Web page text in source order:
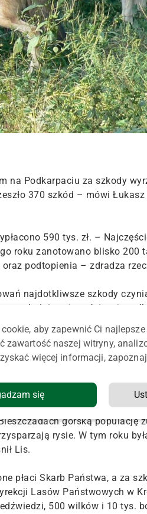
na Podkarpaciu za szkody
370 szkód – mówi
590 tys. zł. –
roku zanotowano blisko 200
podtopienia – zdradza
najdotkliwsze szkody
południowej części woj.
owiec. Ale jest nam
W tym roku było siedem
Niskim, wyrządziły 22
– zaznaczył rzecznik.
górską populację
rysie. W tym roku
Lis.
płaci Skarb Państwa, a za
Lasów Państwowych w
500 wilków i 10 tys.
aby zapewnić Ci
zawartość naszej witryny,
więcej informacji,
się